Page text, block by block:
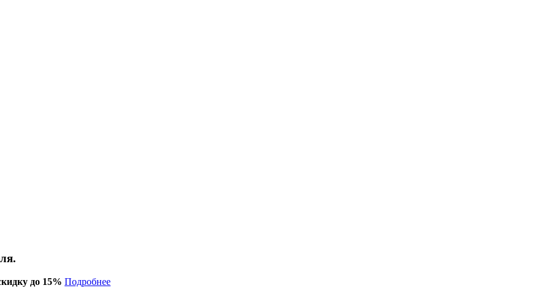
до 15% Подробнее